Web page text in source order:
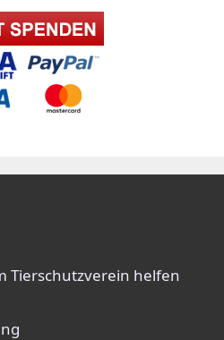
Tierschutzverein helfen